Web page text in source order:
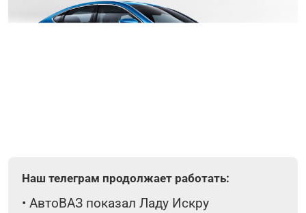
Наш телеграм продолжает работать:
• АвтоВАЗ показал Ладу Искру